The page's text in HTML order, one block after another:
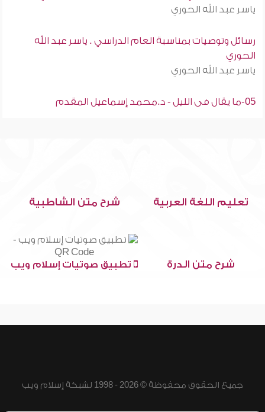
ياسر عبد الله الحوري
رسائل وتوصيات بمناسبة العام الدراسي . ياسر عبد الله
الحوري
ياسر عبد الله الحوري
05-ما يقال فى الليل - د.محمد إسماعيل المقدم
تعليم اللغة العربية شرح متن الشاطبية
شرح متن الدرة تطبيق صوتيات إسلام ويب
جميع الحقوق محفوظة © 2026 - 1998 لشبكة إسلام ويب